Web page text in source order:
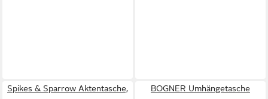
Spikes & Sparrow Aktentasche,
BOGNER Umhängetasche